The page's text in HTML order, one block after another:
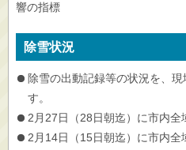
響の指標
除雪状況
除雪の出動記録等の状況を、
す。
2月27日（28日朝迄）に市内全
2月14日（15日朝迄）に市内全